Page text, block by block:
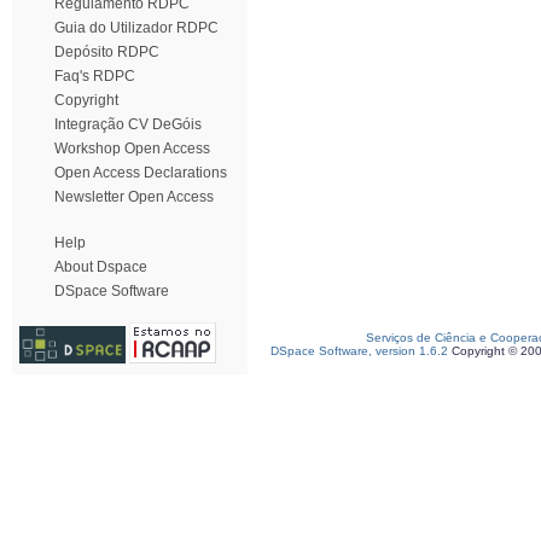
Regulamento RDPC
Guia do Utilizador RDPC
Depósito RDPC
Faq's RDPC
Copyright
Integração CV DeGóis
Workshop Open Access
Open Access Declarations
Newsletter Open Access
Help
About Dspace
DSpace Software
Serviços de Ciência e
DSpace Software, version 1.6.2 Copyright ©